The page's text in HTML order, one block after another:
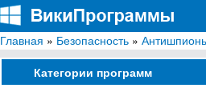
ВикиПрограммы
Энциклопедия бесплатных
Главная » Безопасность »
Категории программ